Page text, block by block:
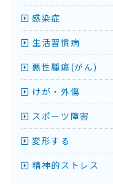
感染症
生活習慣病
悪性腫瘍(がん)
けが・外傷
スポーツ障害
変形する
精神的ストレス